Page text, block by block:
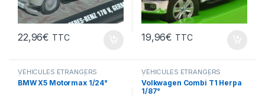
22,96€ TTC 19,96€ TTC
VÉHICULES ÉTRANGERS
(voitures,camions ...)
BMW X5 Motormax 1/24°
VÉHICULES ÉTRANGERS
(voitures,camions ...)
Volkwagen Combi T1 Herpa
1/87°